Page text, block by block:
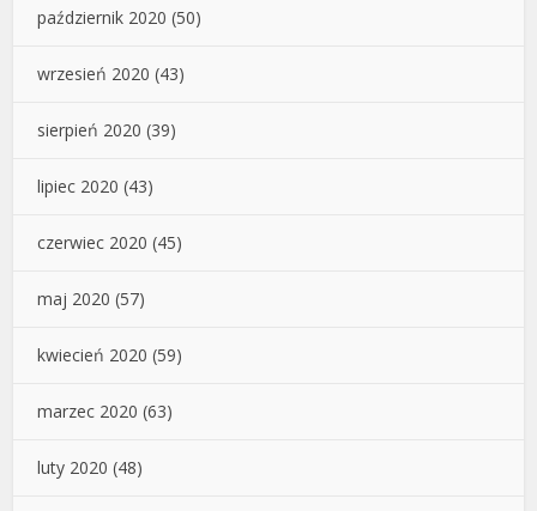
październik 2020 (50)
wrzesień 2020 (43)
sierpień 2020 (39)
lipiec 2020 (43)
czerwiec 2020 (45)
maj 2020 (57)
kwiecień 2020 (59)
marzec 2020 (63)
luty 2020 (48)